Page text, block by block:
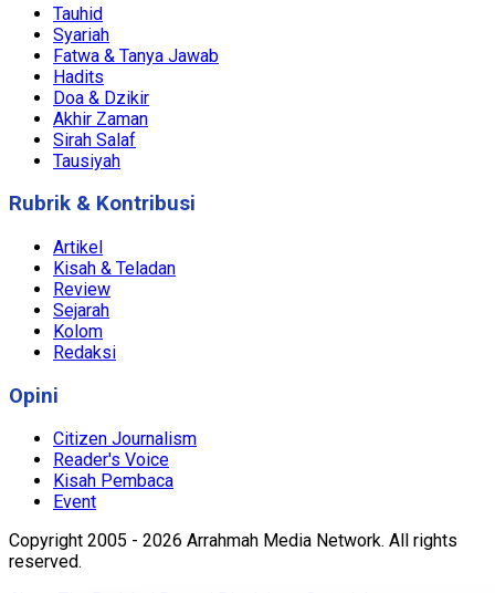
Tauhid
Syariah
Fatwa & Tanya Jawab
Hadits
Doa & Dzikir
Akhir Zaman
Sirah Salaf
Tausiyah
Rubrik & Kontribusi
Artikel
Kisah & Teladan
Review
Sejarah
Kolom
Redaksi
Opini
Citizen Journalism
Reader's Voice
Kisah Pembaca
Event
Copyright 2005 - 2026 Arrahmah Media Network. All rights
reserved.